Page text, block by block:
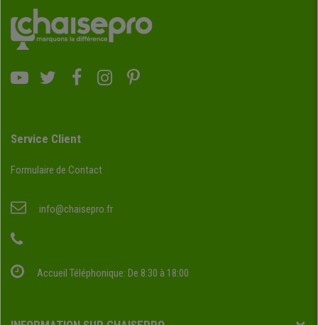
Service Client
Formulaire de Contact
info@chaisepro.fr
Accueil Téléphonique: De 8:30 à 18:00